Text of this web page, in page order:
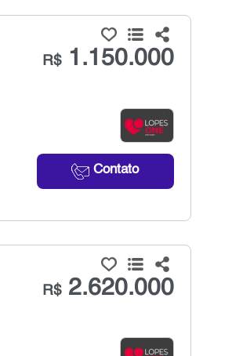
R$1.150.000
Contato
R$2.620.000